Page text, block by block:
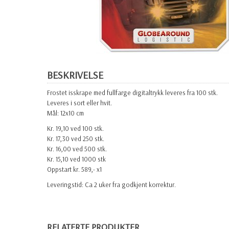
BESKRIVELSE
Frostet isskrape med fullfarge digitaltrykk leveres fra 100 stk.
Leveres i sort eller hvit.
Mål: 12x10 cm
Kr. 19,10 ved 100 stk.
Kr. 17,30 ved 250 stk.
Kr. 16,00 ved 500 stk.
Kr. 15,10 ved 1000 stk
Oppstart kr. 589,- x1
Leveringstid: Ca 2 uker fra godkjent korrektur.